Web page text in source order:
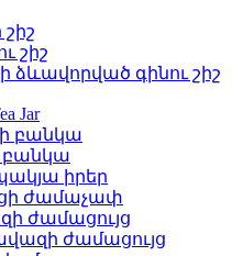
շիշ
ձևավորված գինու շիշ
Jar
բանկա
բանկա
իրեր
ժամաչափ
ժամացույց
ժամացույց